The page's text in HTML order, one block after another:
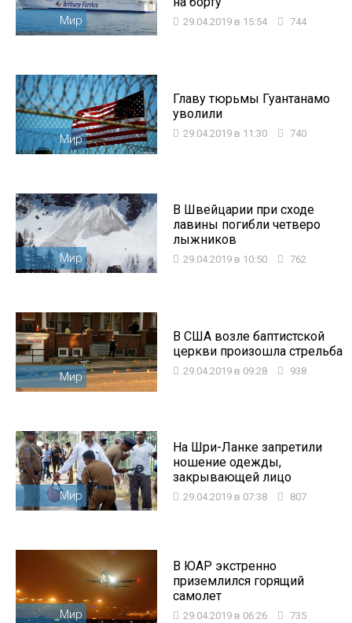
Мир 29.04.2019 в 15:54 744
Мир
Главу тюрьмы Гуантанамо
уволили
29.04.2019 в 11:30 740
Мир
В Швейцарии при сходе
лавины погибли четверо
лыжников
29.04.2019 в 10:50 762
Мир
В США возле баптистской
церкви произошла стрельба
29.04.2019 в 09:28 938
Мир
На Шри-Ланке запретили
ношение одежды,
закрывающей лицо
29.04.2019 в 07:38 807
Мир
В ЮАР экстренно
приземлился горящий
самолет
29.04.2019 в 06:26 735